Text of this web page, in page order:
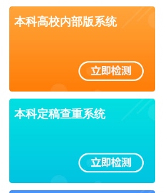
本科高校内部版系统
本科定稿查重系统